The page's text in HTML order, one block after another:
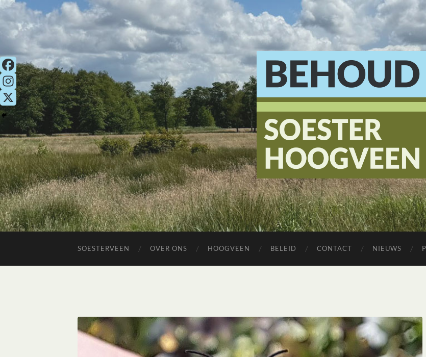
Stichting
Behoud
Soester
Hoogveen
SOESTERVEEN OVER ONS HOOGVEEN BELEID CONTACT NIEUWS